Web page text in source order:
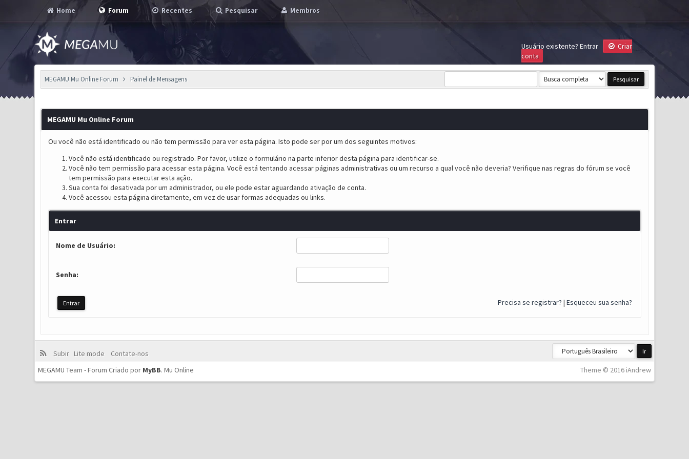
Home Forum Recentes Pesquisar Membros
Usuário existente? Entrar
Criar
conta
MEGAMU Mu Online Forum Painel de Mensagens
MEGAMU Mu Online Forum
Ou você não está identificado ou não tem permissão para ver esta página. Isto pode ser por um dos seguintes motivos:
Você não está identificado ou registrado. Por favor, utilize o formulário na parte inferior desta página para identificar-se.
Você não tem permissão para acessar esta página. Você está tentando acessar páginas administrativas ou um recurso a qual você não deveria? Verifique nas regras do fórum se você
tem permissão para executar esta ação.
Sua conta foi desativada por um administrador, ou ele pode estar aguardando ativação de conta.
Você acessou esta página diretamente, em vez de usar formas adequadas ou links.
Entrar
Nome de Usuário:
Senha:
Precisa se registrar? | Esqueceu sua senha?
Subir Lite mode
Contate-nos
Theme © 2016 iAndrew
MEGAMU Team - Forum Criado por MyBB.Mu Online